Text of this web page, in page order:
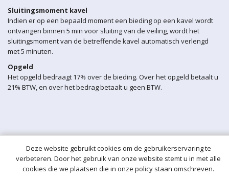
Sluitingsmoment kavel
Indien er op een bepaald moment een bieding op een kavel wordt
ontvangen binnen 5 min voor sluiting van de veiling, wordt het
sluitingsmoment van de betreffende kavel automatisch verlengd
met 5 minuten.
Opgeld
Het opgeld bedraagt 17% over de bieding. Over het opgeld betaalt u
21% BTW, en over het bedrag betaalt u geen BTW.
Deze website gebruikt cookies om de gebruikerservaring te
verbeteren. Door het gebruik van onze website stemt u in met alle
cookies die we plaatsen die in onze policy staan omschreven.